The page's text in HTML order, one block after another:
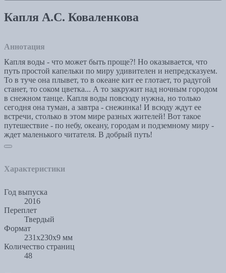
Капля А.С. Коваленкова
Аннотация
Капля воды - что может быть проще?! Но оказывается, что
путь простой капельки по миру удивителен и непредсказуем.
То в туче она плывет, то в океане кит ее глотает, то радугой
станет, то соком цветка... А то закружит над ночным городом
в снежном танце. Капля воды повсюду нужна, но только
сегодня она туман, а завтра - снежинка! И всюду ждут ее
встречи, столько в этом мире разных жителей! Вот такое
путешествие - по небу, океану, городам и подземному миру -
ждет маленького читателя. В добрый путь!
Характеристики
Год выпуска
2016
Переплет
Твердый
Формат
231x230x9 мм
Количество страниц
48